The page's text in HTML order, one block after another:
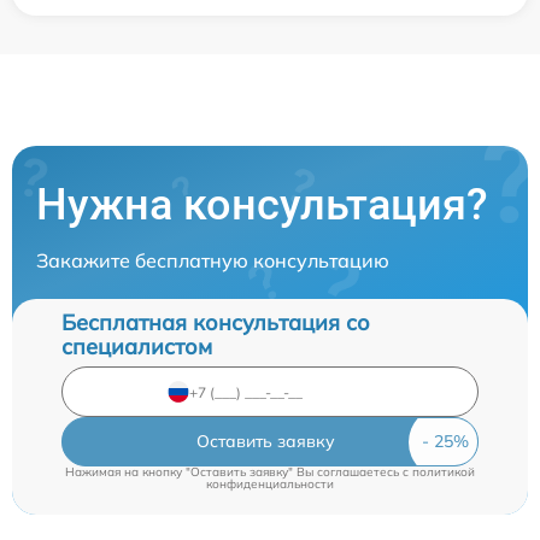
Нужна консультация?
Закажите бесплатную консультацию
Бесплатная консультация со
специалистом
Оставить заявку
Нажимая на кнопку "Оставить заявку" Вы соглашаетесь c политикой
конфиденциальности